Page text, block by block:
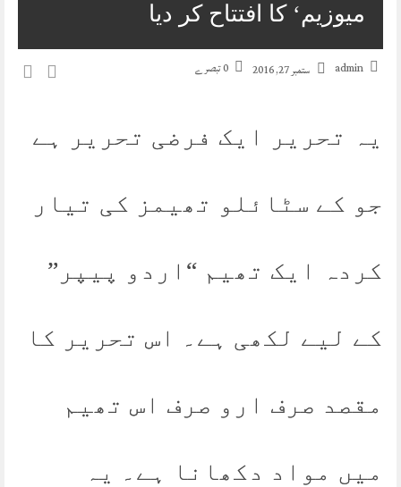
میوزیم‘ کا افتتاح کر دیا
admin ستمبر 27, 2016
یہ تحریر ایک فرضی تحریر ہے
جو کے سٹائلو تھیمز کی تیار
کردہ ایک تھیم “اردو پیپر”
کے لیے لکھی ہے۔ اس تحریر کا
مقصد صرف ارو صرف اس تھیم
میں مواد دکھانا ہے۔ یہ